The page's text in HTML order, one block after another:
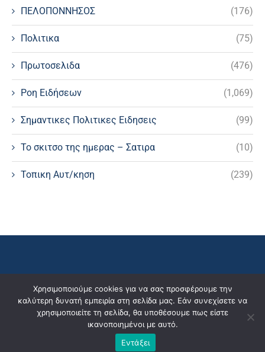
ΠΕΛΟΠΟΝΝΗΣΟΣ (176)
Πολιτικα (75)
Πρωτοσελιδα (476)
Ροη Ειδήσεων (1,069)
Σημαντικες Πολιτικες Ειδησεις (99)
Το σκιτσο της ημερας – Σατιρα (10)
Τοπικη Αυτ/κηση (239)
Χρησιμοποιούμε cookies για να σας προσφέρουμε την
καλύτερη δυνατή εμπειρία στη σελίδα μας. Εάν συνεχίσετε να
χρησιμοποιείτε τη σελίδα, θα υποθέσουμε πως είστε
ικανοποιημένοι με αυτό.
Εντάξει